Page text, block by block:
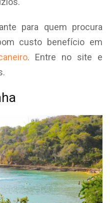
para quem procura
custo benefício em
. Entre no site e